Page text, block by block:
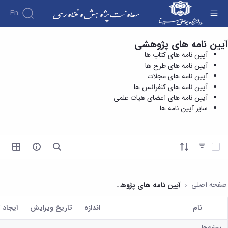
En
درباره
معاونت
درباره
معرفی
معاون
اهداف
و
قبلی
امور
پژوهشی
رئیس
کتابخانه
پژوهش
پژوهش
هفته
پژوهش
و
ها
های
تحقیقاتی
فناوری و
کارآفرینی
مدیریت
کارگروه‌ها
مدیریت‌ها
امور
پژوهشی
و
مرکز
اسناد
دفتر
کاربرگ
فرم
ها
آیین
های
آیین نامه های کتاب ها - معاونت پژوهش و
فناوری
آیین نامه های پژوهشی
آیین نامه های کتاب ها
آیین نامه های طرح ها
آیین نامه های مجلات
آیین نامه های کنفرانس ها
آیین نامه های اعضای هیات علمی
سایر آیین نامه ها
آیتم ها را انتخاب کنید
صفحه اصلی آیین نامه های پژوهشی
کاربر انتخاب شده
نام اندازه تاریخ ویرایش